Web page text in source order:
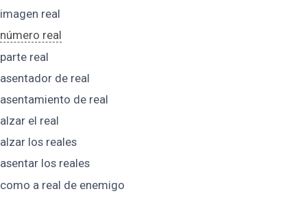
imagen real
número real
parte real
asentador de real
asentamiento de real
alzar el real
alzar los reales
asentar los reales
como a real de enemigo